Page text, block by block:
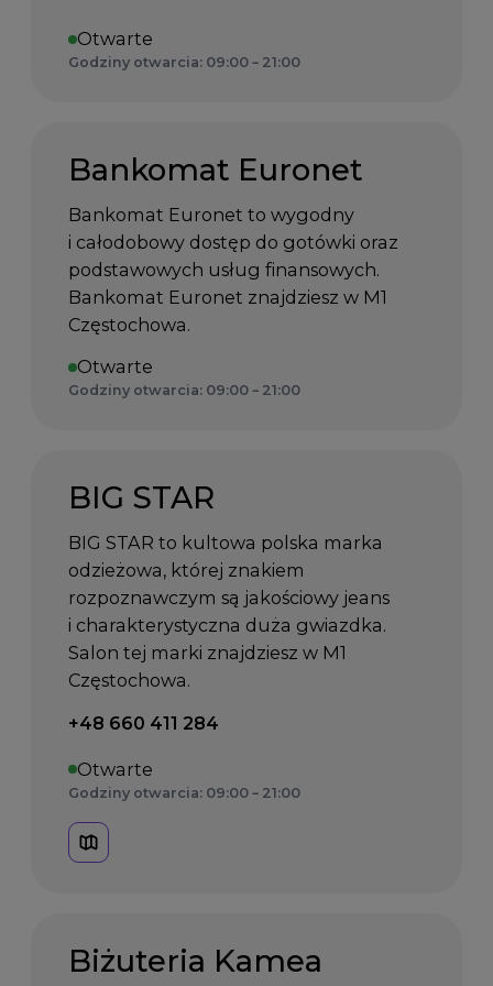
Otwarte
Godziny otwarcia: 09:00 – 21:00
Bankomat Euronet
Bankomat Euronet to wygodny
i całodobowy dostęp do gotówki oraz
podstawowych usług finansowych.
Bankomat Euronet znajdziesz w M1
Częstochowa.
Otwarte
Godziny otwarcia: 09:00 – 21:00
BIG STAR
BIG STAR to kultowa polska marka
odzieżowa, której znakiem
rozpoznawczym są jakościowy jeans
i charakterystyczna duża gwiazdka.
Salon tej marki znajdziesz w M1
Częstochowa.
Telefon kontaktowy:
+48 660 411 284
Otwarte
Godziny otwarcia: 09:00 – 21:00
Biżuteria Kamea